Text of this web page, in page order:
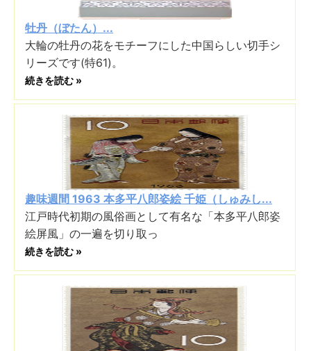
牡丹（ぼたん）...
大輪の牡丹の花をモチーフにした中国らしい切手シ
リーズです(特61)。
続きを読む »
趣味週間 1963 本多平八郎姿絵 千姫（しゅみし...
江戸時代初期の風俗画として有名な「本多平八郎姿
絵屏風」の一遍を切り取っ
続きを読む »